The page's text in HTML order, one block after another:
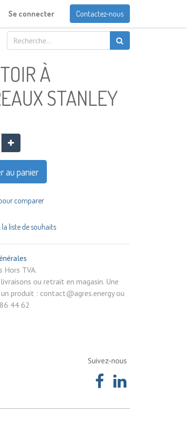
Se connecter Contactez-nous
À
STANLEY
au panier
comparer
liste de souhaits
Hors TVA.
ou retrait en magasin. Une
produit : contact@agres.energy ou
44 62
Suivez-nous